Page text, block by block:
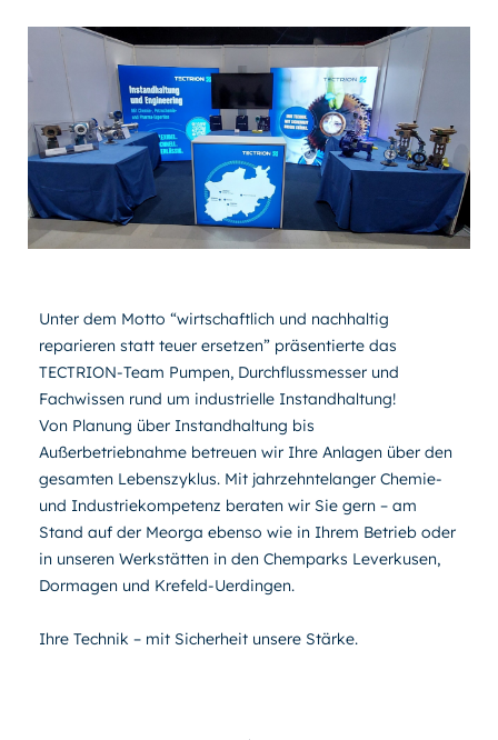
Unter dem Motto “wirtschaftlich und nachhaltig
reparieren statt teuer ersetzen” präsentierte das
TECTRION-Team Pumpen, Durchflussmesser und
Fachwissen rund um industrielle Instandhaltung!
Von Planung über Instandhaltung bis
Außerbetriebnahme betreuen wir Ihre Anlagen über den
gesamten Lebenszyklus. Mit jahrzehntelanger Chemie-
und Industriekompetenz beraten wir Sie gern – am
Stand auf der Meorga ebenso wie in Ihrem Betrieb oder
in unseren Werkstätten in den Chemparks Leverkusen,
Dormagen und Krefeld-Uerdingen.
Ihre Technik – mit Sicherheit unsere Stärke.